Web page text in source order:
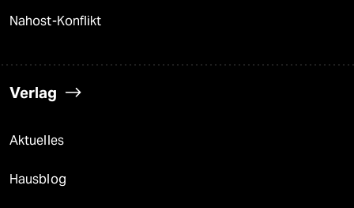
Nahost-Konflikt
Verlag
Aktuelles
Hausblog